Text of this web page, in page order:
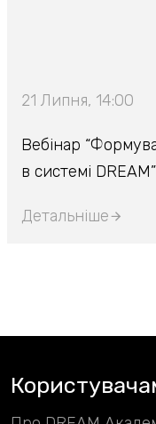
21 Липня, 14:00
Вебінар
в системі DREAM”
Детальніше